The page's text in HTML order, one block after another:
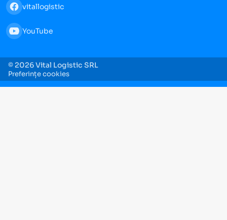
vitallogistic
YouTube
© 2026 Vital Logistic SRL
Preferințe cookies